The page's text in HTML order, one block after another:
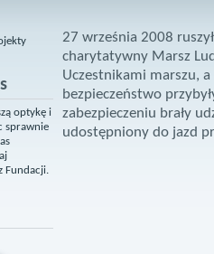
optykę i
sprawnie
Fundacji.
27 września 2008
charytatywny Marsz
Uczestnikami marszu,
bezpieczeństwo
zabezpieczeniu brały
udostępniony do jazd